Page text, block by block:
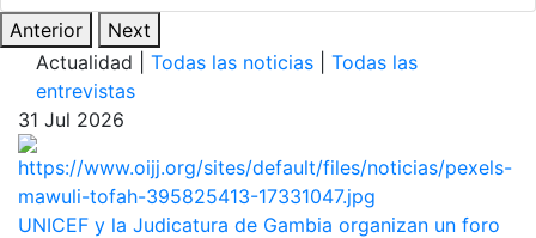
Anterior
Next
Actualidad
Todas las noticias
Todas las
entrevistas
31 Jul 2026
UNICEF y la Judicatura de Gambia organizan un foro